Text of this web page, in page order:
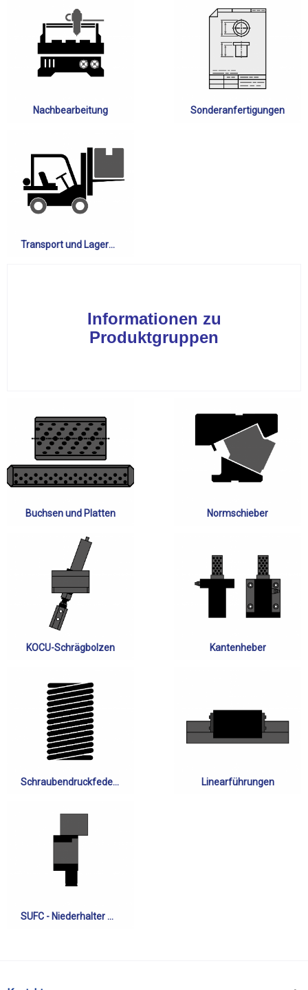
Informationen zu
Produktgruppen
Nachbearbeitung Sonderanfertigungen
Transport und Lagerung
Schraubendruckfedern Linearführungen
KOCU-Schrägbolzen
Buchsen und Platten Normschieber
Kantenheber
SUFC - Niederhalter mit Schneidfunktion